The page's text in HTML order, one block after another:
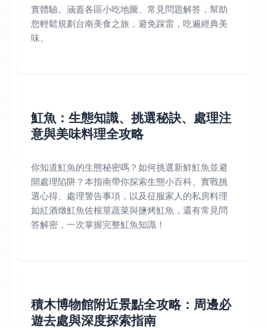
實體驗。涵蓋各區小吃地圖、常見問題解答，幫助
您輕鬆規劃台南美食之旅，避免踩雷，吃遍經典美
味。
魟魚：生態知識、挑選秘訣、處理注
意與美味料理全攻略
你知道魟魚的生態秘密嗎？如何挑選新鮮魟魚並避
開處理陷阱？本指南帶你探索生態小百科、實戰挑
選心得、處理警告事項，以及征服家人的私房料理
如紅酒燉魟魚佐根莖蔬菜與鹽烤魟魚，還有常見問
答解密，一次掌握完整魟魚知識！
積木博物館附近景點全攻略：周邊必
遊去處與深度探索指南